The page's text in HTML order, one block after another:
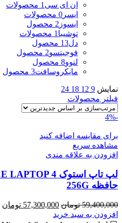
ان ای سی 1 محصولات
ایسر 0 محصولات
ایسوز 2 محصول
توشیبا 1 محصولات
دل13 محصول
فوجیتسو2 محصول
لنوو8 محصول
مایکروسافت3 محصول
نمایش 9
12
18
24
فیلتر محصولات
-4%
برای مقایسه اضافه کنید
مشاهده سریع
افزودن به علاقه مندی
حافظه 256G
59,400,000 تومان قیمت
اصلی
57,300,000 تومان
افزودن به سبد خرید